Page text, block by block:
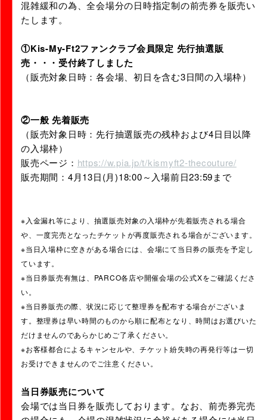
混雑緩和の為、全会場分の日時指定制の前売券を販売い
たします。
①Kis-My-Ft2ファンクラブ会員限定 先行抽選販
売・・・受付終了しました
（販売対象日時：各会場、初日を含む3日間の入場枠）
②一般 先着販売
（販売対象日時：先行抽選販売の残枠および4日目以降
の入場枠）
販売ページ： https://w.pia.jp/t/kismyft2-thecouture/
販売期間：4月13日(月)18:00～入場前日23:59まで
※入金漏れ等により、抽選販売対象の入場枠が先着販売される場合
や、一度完売となったチケットが再度販売される場合がございます。
※当日入場枠に空きがある場合には、会場にて当日券の販売を予定し
ています。
※当日券販売有無は、PARCO各店や開催会場の公式Xをご確認くださ
い。
※当日券販売の際、状況に応じて整理券を配布する場合がございま
す。整理券は早い時間のものから順に配布となり、時間はお選びいた
だけませんのであらかじめご了承ください。
※お客様都合によるキャンセルや、チケット紛失時の再発行等は一切
お受けできませんのでご注意ください。
当日券販売について
会場では当日券を販売しております。なお、前売券完売